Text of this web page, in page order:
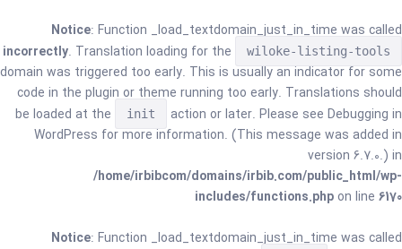
Notice: Function _load_textdomain_just_in_time was called
incorrectly. Translation loading for the wiloke-listing-tools
domain was triggered too early. This is usually an indicator for some
code in the plugin or theme running too early. Translations should
be loaded at the
init action or later. Please see Debugging in
WordPress for more information. (This message was added in
version 6.7.0.) in
/home/irbibcom/domains/irbib.com/public_html/wp-
includes/functions.phpon line 6170
Notice: Function _load_textdomain_just_in_time was called